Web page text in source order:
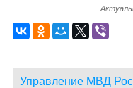
Управление МВД